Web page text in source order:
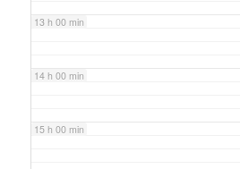
13 h 00 min
14 h 00 min
15 h 00 min